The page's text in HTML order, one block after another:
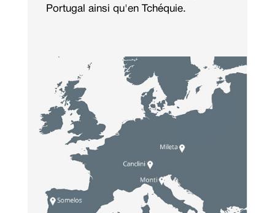
Portugal ainsi qu'en Tchéquie.